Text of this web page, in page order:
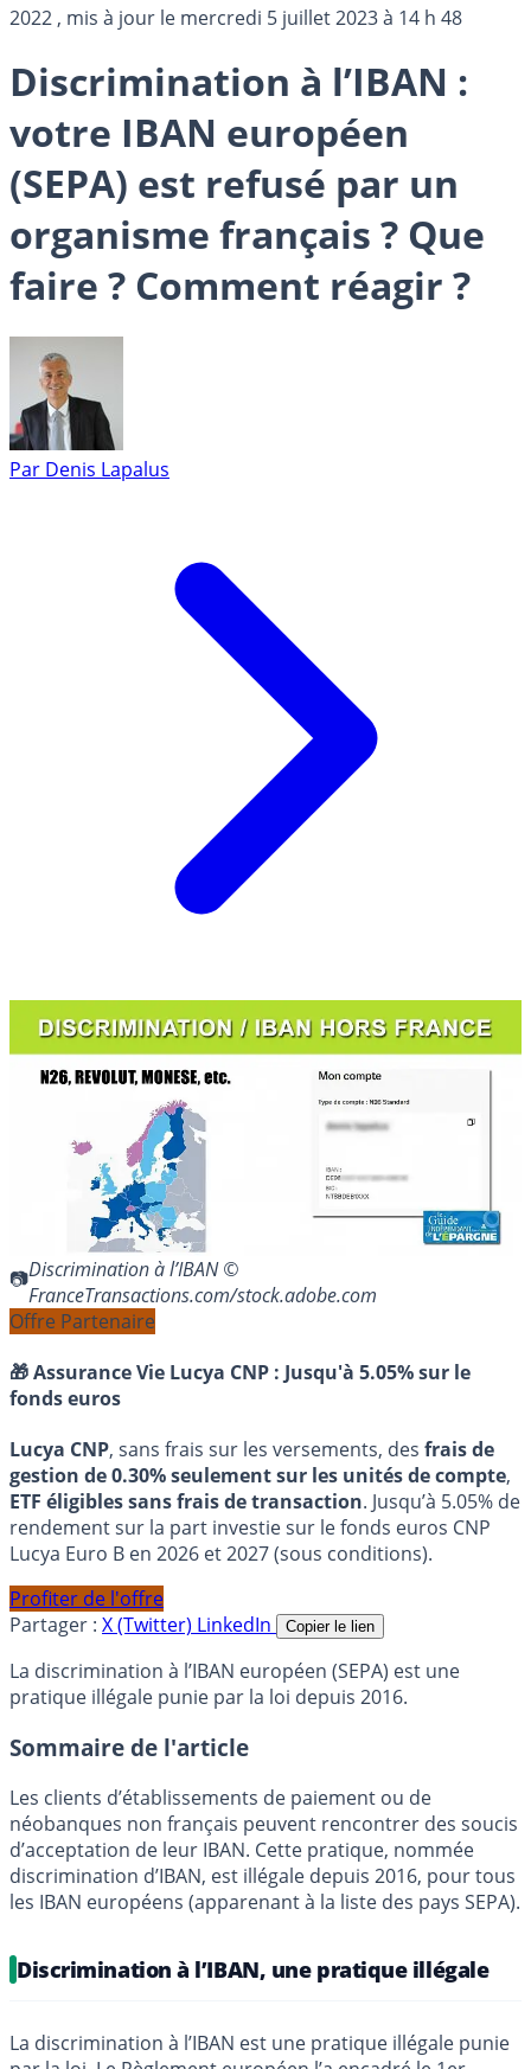
2022 , mis à jour le mercredi 5 juillet 2023 à 14 h 48
Discrimination à l’IBAN :
votre IBAN européen
(SEPA) est refusé par un
organisme français ? Que
faire ? Comment réagir ?
Par Denis Lapalus
Discrimination à l’IBAN ©
FranceTransactions.com/stock.adobe.com
Offre Partenaire
🎁 Assurance Vie Lucya CNP : Jusqu'à 5.05% sur le
fonds euros
Lucya CNP, sans frais sur les versements, des frais de
gestion de 0.30% seulement sur les unités de compte,
ETF éligibles sans frais de transaction. Jusqu’à 5.05% de
rendement sur la part investie sur le fonds euros CNP
Lucya Euro B en 2026 et 2027 (sous conditions).
Profiter de l'offre
Partager : X (Twitter) LinkedIn Copier le lien
La discrimination à l’IBAN européen (SEPA) est une
pratique illégale punie par la loi depuis 2016.
Sommaire de l'article
Les clients d’établissements de paiement ou de
néobanques non français peuvent rencontrer des soucis
d’acceptation de leur IBAN. Cette pratique, nommée
discrimination d’IBAN, est illégale depuis 2016, pour tous
les IBAN européens (apparenant à la liste des pays SEPA).
Discrimination à l’IBAN, une pratique illégale
La discrimination à l’IBAN est une pratique illégale punie